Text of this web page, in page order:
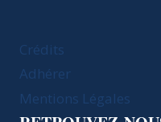
Crédits
Adhérer
Mentions Légales